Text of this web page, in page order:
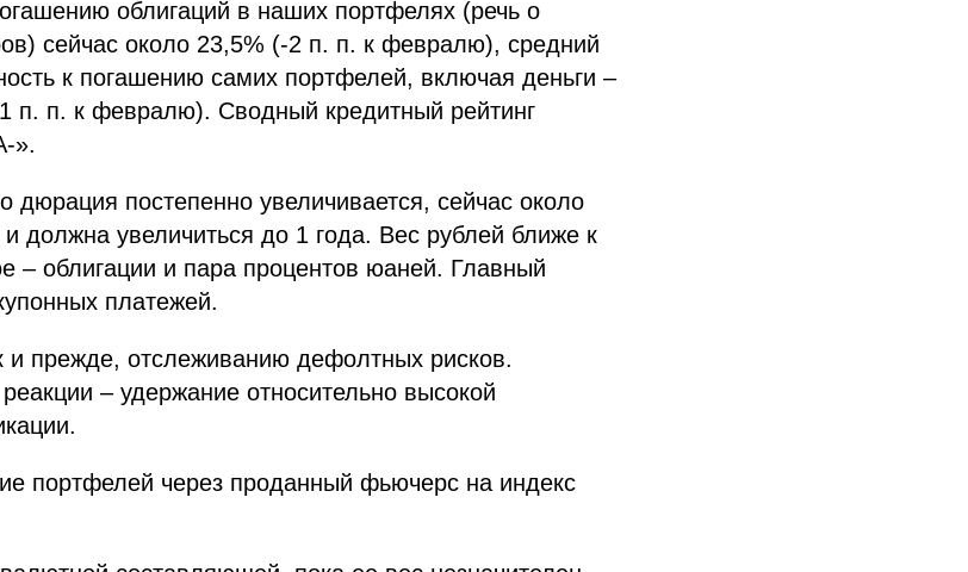
облигаций в наших портфелях (речь о
сейчас около 23,5% (-2 п. п. к февралю), средний
к погашению самих портфелей, включая деньги –
п. п. к февралю). Сводный кредитный рейтинг
».
дюрация постепенно увеличивается, сейчас около
должна увеличиться до 1 года. Вес рублей ближе к
– облигации и пара процентов юаней. Главный
платежей.
и прежде, отслеживанию дефолтных рисков.
– удержание относительно высокой
портфелей через проданный фьючерс на индекс